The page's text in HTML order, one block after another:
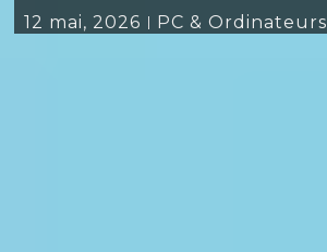
12 mai, 2026 PC & Ordinateurs